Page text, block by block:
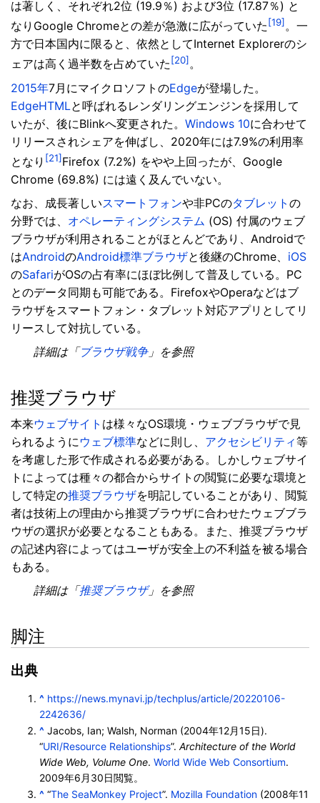
は著しく、それぞれ2位 (19.9％) および3位 (17.87％) と
なりGoogle Chromeとの差が急激に広がっていた [19] 。一
方で日本国内に限ると、依然としてInternet Explorerのシ
ェアは高く過半数を占めていた [20] 。
2015年7月にマイクロソフトのEdgeが登場した。
EdgeHTMLと呼ばれるレンダリングエンジンを採用して
いたが、後にBlinkへ変更された。 Windows 10に合わせて
リリースされシェアを伸ばし、2020年には7.9%の利用率
となり [21] Firefox (7.2%) をやや上回ったが、Google
Chrome (69.8%) には遠く及んでいない。
なお、成長著しいスマートフォンや非PCのタブレット の
分野では、 オペレーティングシステム (OS) 付属のウェブ
ブラウザが利用されることがほとんどであり、Androidで
はAndroidのAndroid標準ブラウザと後継のChrome、 iOS
のSafariがOSの占有率にほぼ比例して普及している。PC
とのデータ同期も可能である。FirefoxやOperaなどはブ
ラウザをスマートフォン・タブレット対応アプリとしてリ
リースして対抗している。
詳細は「ブラウザ戦争」を参照
推奨ブラウザ
本来ウェブサイト は様々なOS環境・ウェブブラウザで見
られるように ウェブ標準などに則し、 アクセシビリティ等
を考慮した形で作成される必要がある。しかしウェブサイ
トによっては種々の都合からサイトの閲覧に必要な環境と
して特定の推奨ブラウザを明記していることがあり、閲覧
者は技術上の理由から推奨ブラウザに合わせたウェブブラ
ウザの選択が必要となることもある。また、推奨ブラウザ
の記述内容によってはユーザが安全上の不利益を被る場合
もある。
詳細は「推奨ブラウザ」を参照
脚注
出典
^ https://news.mynavi.jp/techplus/article/20220106-
2242636/
^ Jacobs, Ian; Walsh, Norman (2004年12月15日).
“URI/Resource Relationships”. Architecture of the World
Wide Web, Volume One. World Wide Web Consortium.
2009年6月30日閲覧。
^ “The SeaMonkey Project”. Mozilla Foundation (2008年11